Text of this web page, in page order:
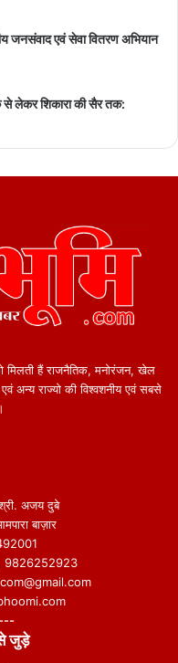
जनसंवाद एवं सेवा वितरण अभियान
से लेकर शिकारा की सैर तक:
मिलती हैं राजनैतिक, मनोरंजन, खेल
अन्य राज्यो की विश्वशनीय एवं सबसे
अजय दुबे
बाज़ार
9826252923
जुड़े